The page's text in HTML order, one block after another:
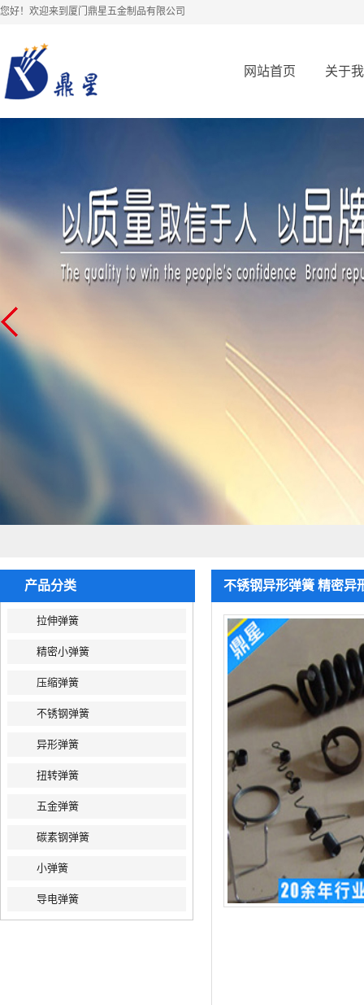
您好！欢迎来到厦门鼎星五金制品有限公司
网站首页 关于
产品分类
拉伸弹簧
精密小弹簧
压缩弹簧
不锈钢弹簧
异形弹簧
扭转弹簧
五金弹簧
碳素钢弹簧
小弹簧
导电弹簧
不锈钢异形弹簧 精密异